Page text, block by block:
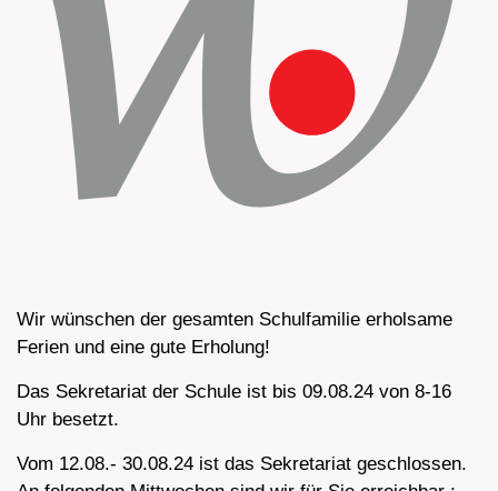
Wir wünschen der gesamten Schulfamilie erholsame
Ferien und eine gute Erholung!
Das Sekretariat der Schule ist bis 09.08.24 von 8-16
Uhr besetzt.
Vom 12.08.- 30.08.24 ist das Sekretariat geschlossen.